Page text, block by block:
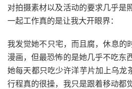
对拍摄素材以及活动的要求几乎是
一起工作真的是让我大开眼界：
我发觉她不只宅，而且腐，休息的
漫画，但最恐怖的是她几乎不吃东
她每天都只吃少许洋芋片加上乌龙
行程真的很操，我只是跟着移动都